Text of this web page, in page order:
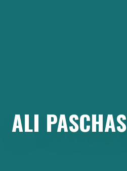
ALI PASCHAS